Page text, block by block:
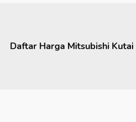
Daftar Harga Mitsubishi Kutai